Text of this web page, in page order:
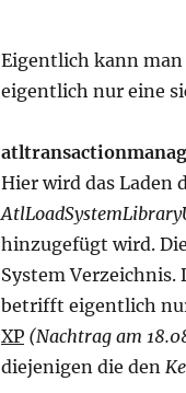
Eigentlich kann man
eigentlich nur eine
Hier wird das Laden
hinzugefügt wird.
System
betrifft eigentlich
XP (Nachtrag am
diejenigen die den